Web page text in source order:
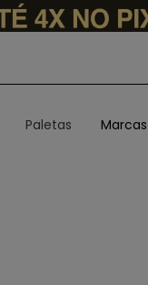
Paletas Marcas